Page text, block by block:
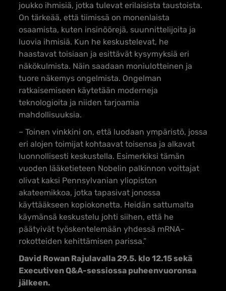
joukko ihmisiä, jotka tulevat erilaisista taustoista.
On tärkeää, että tiimissä on monenlaista
osaamista, kuten insinöörejä, suunnittelijoita ja
luovia ihmisiä. Kun he keskustelevat, he
haastavat toisiaan ja esittävät kysymyksiä eri
näkökulmista. Näin saadaan moniulotteinen ja
tuore näkemys ongelmista. Ongelman
ratkaisemiseen käytetään moderneja
teknologioita ja niiden tarjoamia
mahdollisuuksia.
– Toinen vinkkini on, että luodaan ympäristö, jossa
eri alojen toimijat kohtaavat toisensa ja alkavat
luonnollisesti keskustella. Esimerkiksi tämän
vuoden lääketieteen Nobelin palkinnon voittajat
olivat kaksi Pennsylvanian yliopiston
akateemikkoa, jotka tapasivat jonossa
käyttääkseen kopiokonetta. Heidän sattumalta
käymänsä keskustelu johti siihen, että he
päätyivät työskentelemään yhdessä mRNA-
rokotteiden kehittämisen parissa.”
David Rowan Rajulavalla 29.5. klo 12.15 sekä
Executiven Q&A-sessiossa puheenvuoronsa
jälkeen.